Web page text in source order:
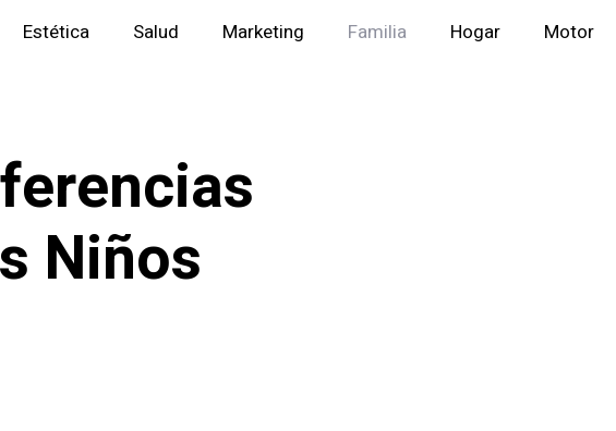
Estética Salud Marketing Familia Hogar Motor
Niños